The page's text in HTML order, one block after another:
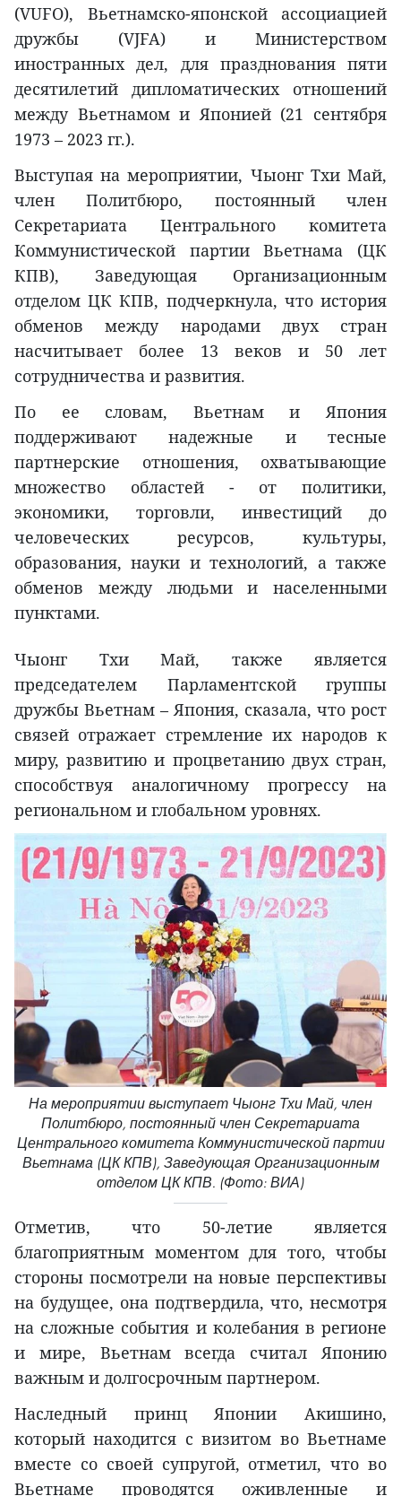
(VUFO), Вьетнамско-японской ассоциацией
дружбы (VJFA) и Министерством
иностранных дел, для празднования пяти
десятилетий дипломатических отношений
между Вьетнамом и Японией (21 сентября
1973 – 2023 гг.).
Выступая на мероприятии, Чыонг Тхи Май,
член Политбюро, постоянный член
Секретариата Центрального комитета
Коммунистической партии Вьетнама (ЦК
КПВ), Заведующая Организационным
отделом ЦК КПВ, подчеркнула, что история
обменов между народами двух стран
насчитывает более 13 веков и 50 лет
сотрудничества и развития.
По ее словам, Вьетнам и Япония
поддерживают надежные и тесные
партнерские отношения, охватывающие
множество областей - от политики,
экономики, торговли, инвестиций до
человеческих ресурсов, культуры,
образования, науки и технологий, а также
обменов между людьми и населенными
пунктами.
Чыонг Тхи Май, также является
председателем Парламентской группы
дружбы Вьетнам – Япония, сказала, что рост
связей отражает стремление их народов к
миру, развитию и процветанию двух стран,
способствуя аналогичному прогрессу на
региональном и глобальном уровнях.
На мероприятии выступает Чыонг Тхи Май, член
Политбюро, постоянный член Секретариата
Центрального комитета Коммунистической партии
Вьетнама (ЦК КПВ), Заведующая Организационным
отделом ЦК КПВ. (Фото: ВИА)
Отметив, что 50-летие является
благоприятным моментом для того, чтобы
стороны посмотрели на новые перспективы
на будущее, она подтвердила, что, несмотря
на сложные события и колебания в регионе
и мире, Вьетнам всегда считал Японию
важным и долгосрочным партнером.
Наследный принц Японии Акишино,
который находится с визитом во Вьетнаме
вместе со своей супругой, отметил, что во
Вьетнаме проводятся оживленные и